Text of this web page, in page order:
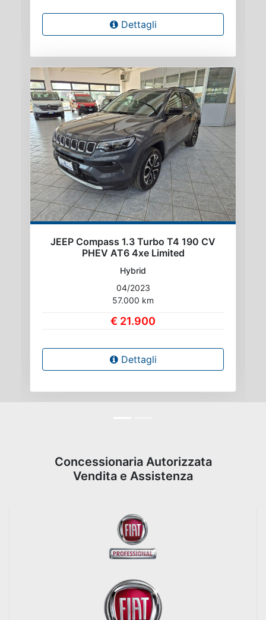
Dettagli
JEEP Compass 1.3 Turbo T4 190 CV
PHEV AT6 4xe Limited
Hybrid
04/2023
57.000 km
€ 21.900
Dettagli
Concessionaria Autorizzata
Vendita e Assistenza